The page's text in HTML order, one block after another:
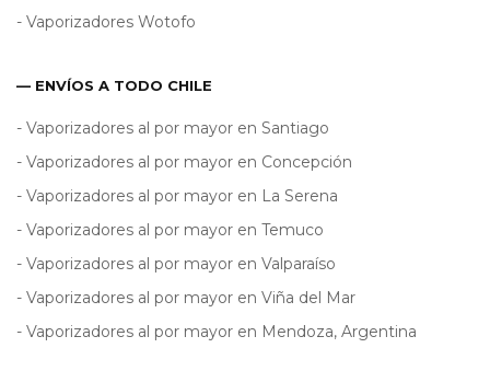
- Vaporizadores Wotofo
— ENVÍOS A TODO CHILE
- Vaporizadores al por mayor en Santiago
- Vaporizadores al por mayor en Concepción
- Vaporizadores al por mayor en La Serena
- Vaporizadores al por mayor en Temuco
- Vaporizadores al por mayor en Valparaíso
- Vaporizadores al por mayor en Viña del Mar
- Vaporizadores al por mayor en Mendoza, Argentina